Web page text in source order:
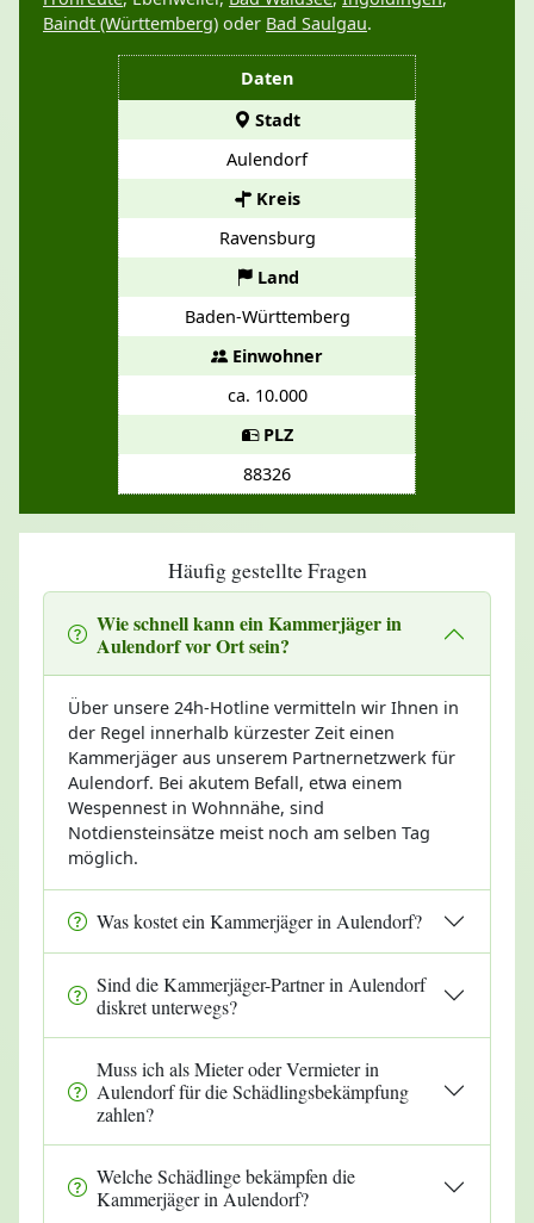
Daten
Stadt
Aulendorf
Kreis
Ravensburg
Land
Baden-Württemberg
Einwohner
ca. 10.000
PLZ
88326
Baindt (Württemberg) oder Bad Saulgau.
Häufig gestellte Fragen
Wie schnell kann ein Kammerjäger in
Aulendorf vor Ort sein?
Über unsere 24h-Hotline vermitteln wir Ihnen in
der Regel innerhalb kürzester Zeit einen
Kammerjäger aus unserem Partnernetzwerk für
Aulendorf. Bei akutem Befall, etwa einem
Wespennest in Wohnnähe, sind
Notdiensteinsätze meist noch am selben Tag
möglich.
Was kostet ein Kammerjäger in Aulendorf?
Sind die Kammerjäger-Partner in Aulendorf
diskret unterwegs?
Muss ich als Mieter oder Vermieter in
Aulendorf für die Schädlingsbekämpfung
zahlen?
Welche Schädlinge bekämpfen die
Kammerjäger in Aulendorf?